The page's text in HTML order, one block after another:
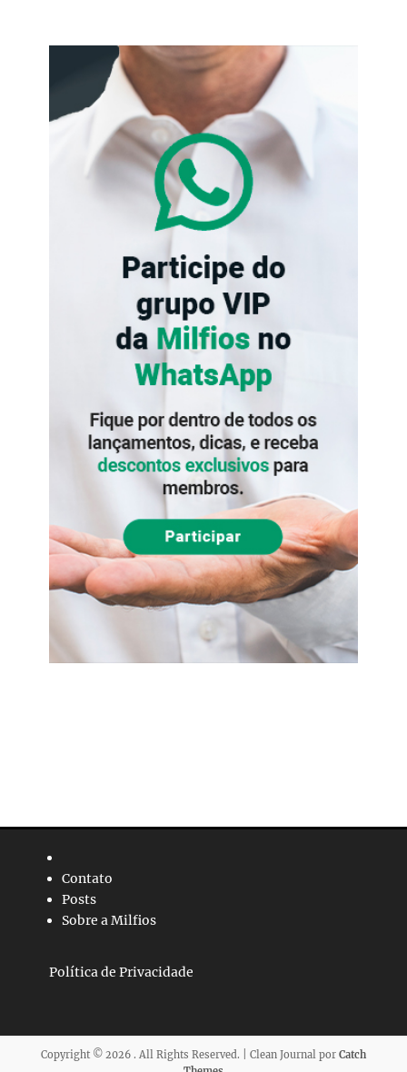
Contato
Posts
Sobre a Milfios
Política de Privacidade
Copyright © 2026 . All Rights Reserved. | Clean Journal por Catch